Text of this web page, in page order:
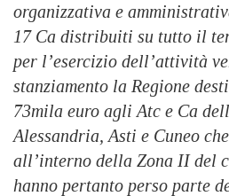
organizzativa e
17 Ca distribuiti su tutto il
per l’esercizio dell’attività
stanziamento la Regione
73mila euro agli Atc e Ca
Alessandria, Asti e Cuneo
all’interno della Zona II del
hanno pertanto perso parte